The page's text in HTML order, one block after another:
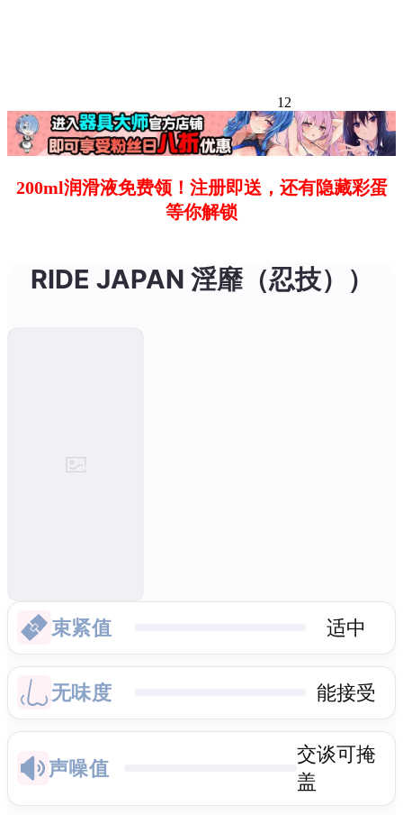
12
200ml润滑液免费领！注册即送，还有隐藏彩蛋
等你解锁
RIDE JAPAN 淫靡（忍技））
束紧值 适中
无味度 能接受
声噪值
交谈可掩
盖